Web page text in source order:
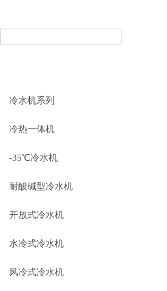
冷水机系列
冷热一体机
-35℃冷水机
耐酸碱型冷水机
开放式冷水机
水冷式冷水机
风冷式冷水机